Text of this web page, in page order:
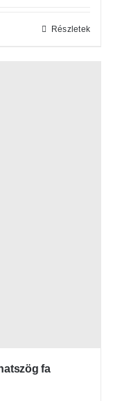
Részletek
fa